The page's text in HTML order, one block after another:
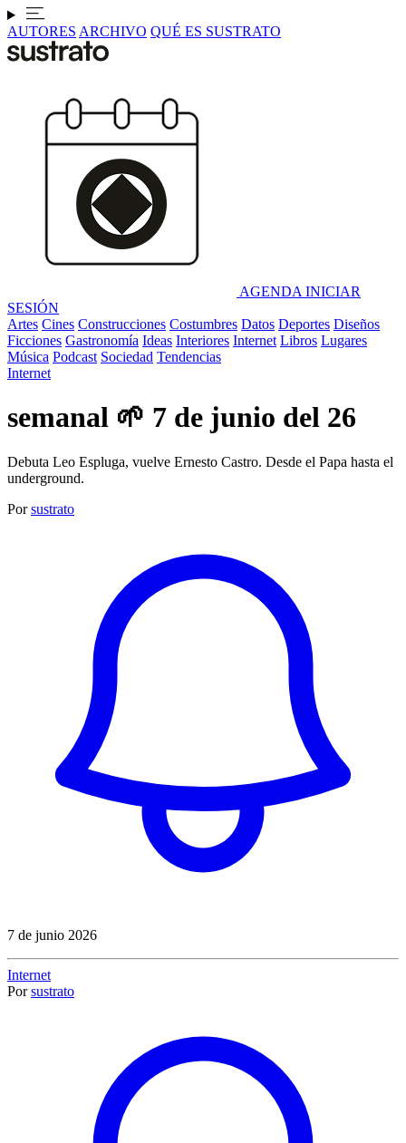
AUTORES ARCHIVO QUÉ ES SUSTRATO
AGENDA INICIAR
SESIÓN
Artes Cines Construcciones Costumbres Datos Deportes Diseños
Ficciones Gastronomía Ideas Interiores Internet Libros Lugares
Música Podcast Sociedad Tendencias
Internet
semanal 🌱 7 de junio del 26
Debuta Leo Espluga, vuelve Ernesto Castro. Desde el Papa hasta el
underground.
Por sustrato
7 de junio 2026
Internet
Por sustrato